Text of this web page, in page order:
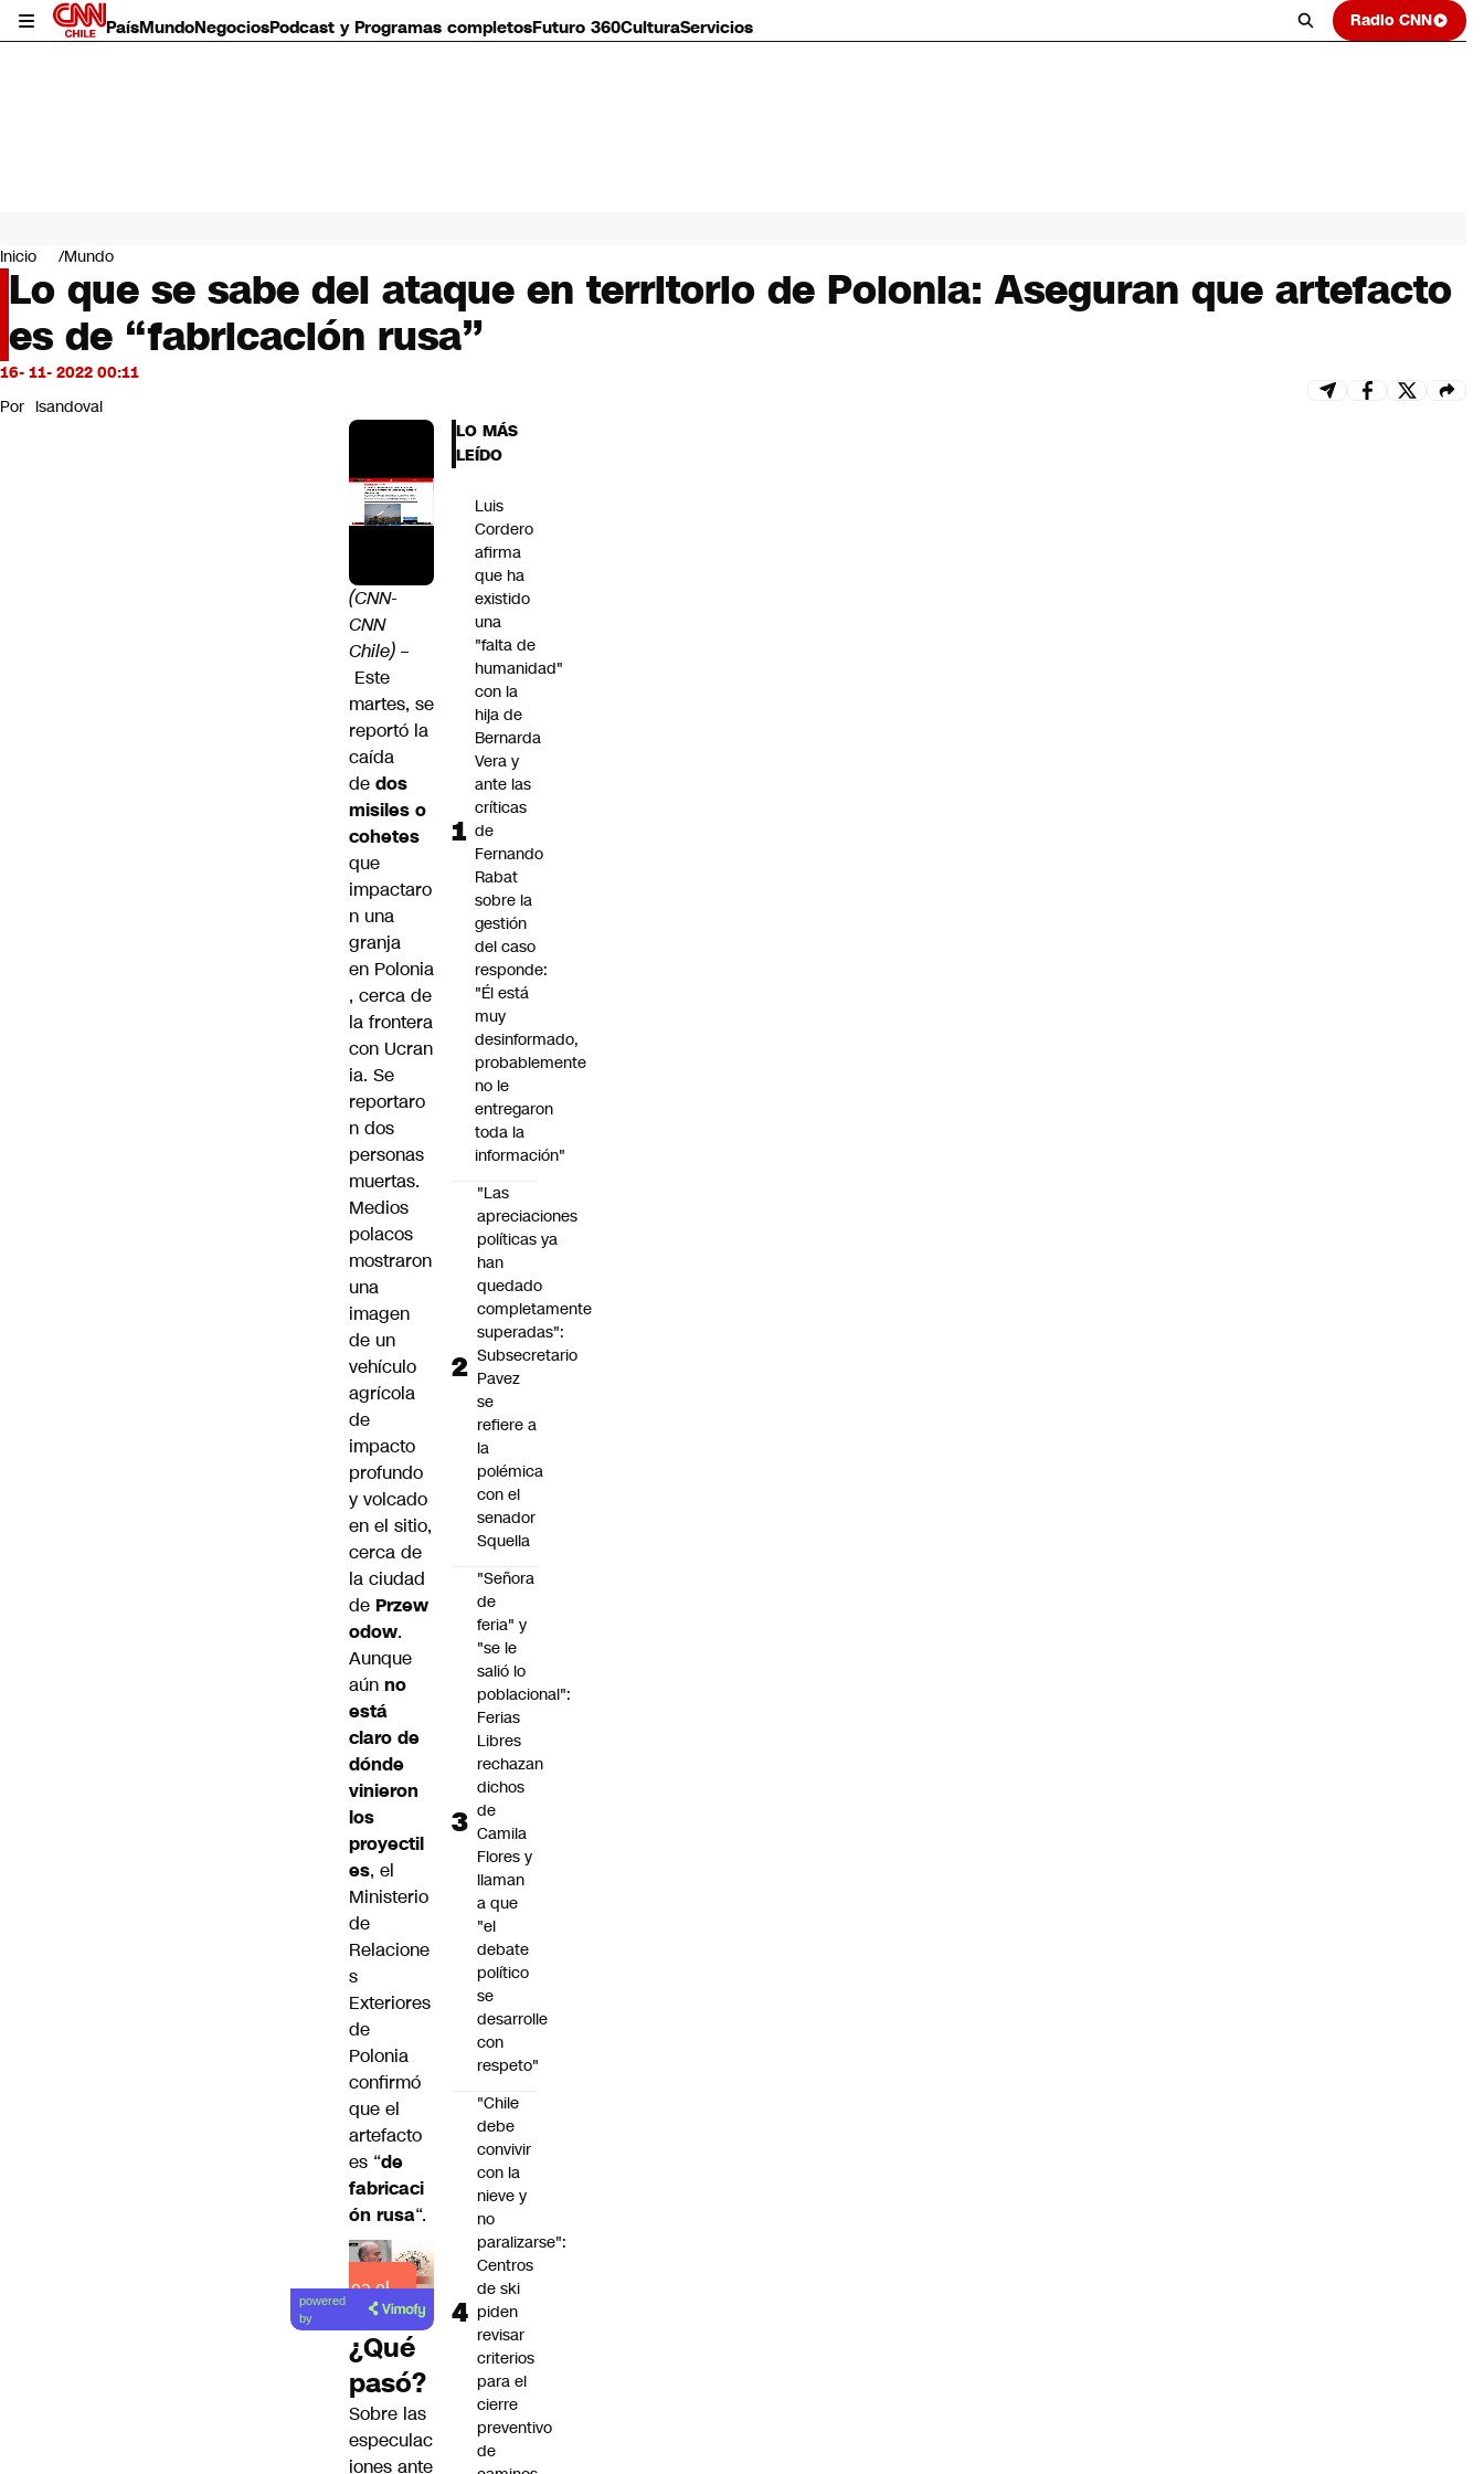
PaísMundoNegociosPodcast y Programas completosFuturo 360CulturaServicios Radio CNN
Mundo
Negocios
Deportes
Programas completos
Cultura
Servicios
Bits
CNN Data
Inicio Mundo
Lo que se sabe del ataque en territorio de Polonia: Aseguran que artefacto
es de “fabricación rusa”
16- 11- 2022 00:11
Por lsandoval
(CNN-
CNN
Chile) –
Este
martes, se
reportó la
caída
de dos
misiles o
cohetes
que
impactaro
n una
granja
en Polonia
, cerca de
la frontera
con Ucran
ia. Se
reportaro
n dos
personas
muertas.
Medios
polacos
mostraron
una
imagen
de un
vehículo
agrícola
de
impacto
profundo
y volcado
en el sitio,
cerca de
la ciudad
de Przew
odow.
Aunque
aún no
está
claro de
dónde
vinieron
los
proyectil
es, el
Ministerio
de
Relacione
s
Exteriores
de
Polonia
confirmó
que el
artefacto
es “de
fabricaci
ón rusa“.
Lea el
artículo
powered
by
¿Qué
pasó?
Sobre las
especulac
iones ante
LO MÁS
LEÍDO
Luis
Cordero
afirma
que ha
existido
una
"falta de
humanidad"
con la
hija de
Bernarda
Vera y
ante las
críticas
de
Fernando
Rabat
sobre la
gestión
del caso
responde:
"Él está
muy
desinformado,
probablemente
no le
entregaron
toda la
información"
"Las
apreciaciones
políticas ya
han
quedado
completamente
superadas":
Subsecretario
Pavez
se
refiere a
la
polémica
con el
senador
Squella
"Señora
de
feria" y
"se le
salió lo
poblacional":
Ferias
Libres
rechazan
dichos
de
Camila
Flores y
llaman
a que
"el
debate
político
se
desarrolle
con
respeto"
"Chile
debe
convivir
con la
nieve y
no
paralizarse":
Centros
de ski
piden
revisar
criterios
para el
cierre
preventivo
de